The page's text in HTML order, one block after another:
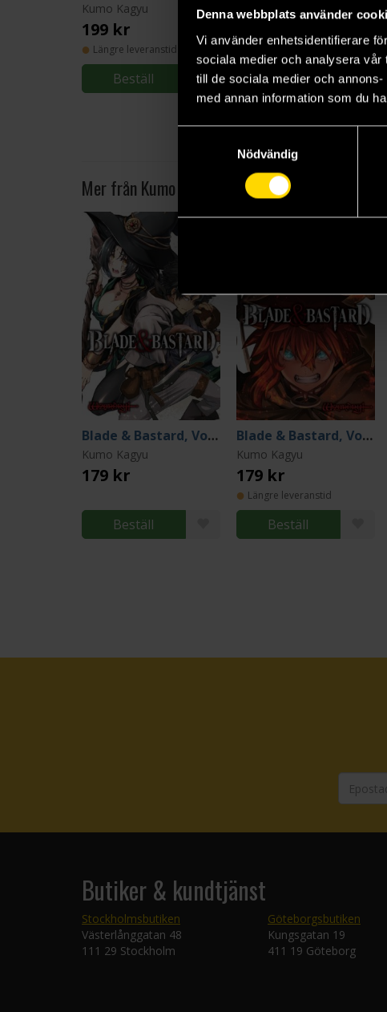
Denna webbplats använder
Vi använder enhetsidentifierare
sociala medier och analysera vår
till de sociala medier och
med annan information som du
Nödvändig
Kumo Kagyu
199 kr
Längre leveranstid
Beställ
Kumo Kagyu
Längre leveranstid
Beställ
Mer från Kumo Kagyu
Blade & Bastard, Vol. 4
Kumo Kagyu
179 kr
Beställ
Blade & Bastard, Vol. 3
Kumo Kagyu
179 kr
Längre leveranstid
Beställ
Butiker & kundtjänst
Stockholmsbutiken
Västerlånggatan 48
111 29 Stockholm
Göteborgsbutiken
Kungsgatan 19
411 19 Göteborg